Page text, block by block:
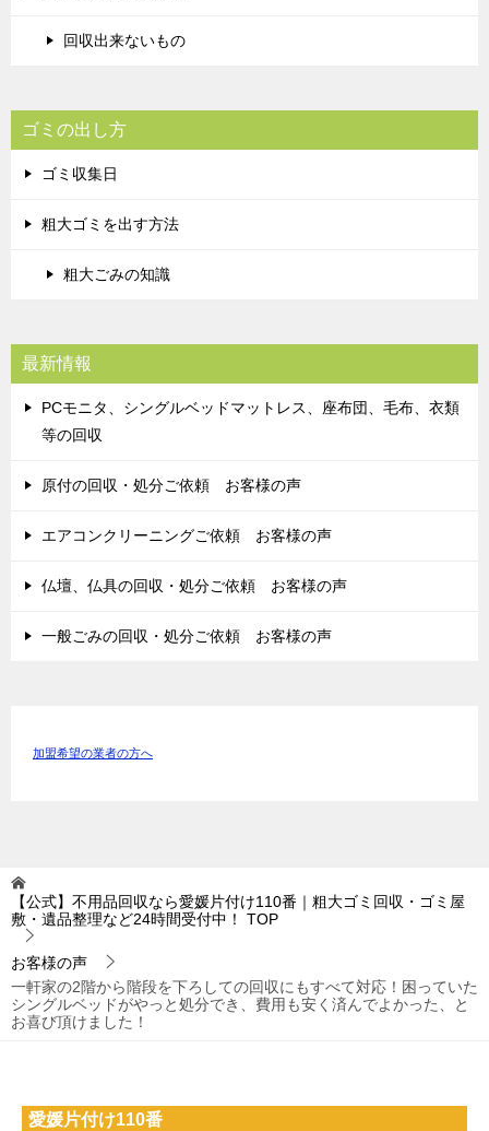
回収出来ないもの
ゴミの出し方
ゴミ収集日
粗大ゴミを出す方法
粗大ごみの知識
最新情報
PCモニタ、シングルベッドマットレス、座布団、毛布、衣類
等の回収
原付の回収・処分ご依頼 お客様の声
エアコンクリーニングご依頼 お客様の声
仏壇、仏具の回収・処分ご依頼 お客様の声
一般ごみの回収・処分ご依頼 お客様の声
加盟希望の業者の方へ
【公式】不用品回収なら愛媛片付け110番｜粗大ゴミ回収・ゴミ屋
敷・遺品整理など24時間受付中！
TOP
お客様の声
一軒家の2階から階段を下ろしての回収にもすべて対応！困っていた
シングルベッドがやっと処分でき、費用も安く済んでよかった、と
お喜び頂けました！
愛媛片付け110番